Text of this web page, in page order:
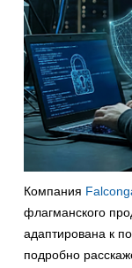
Компания
флагманского
адаптирована к
подробно